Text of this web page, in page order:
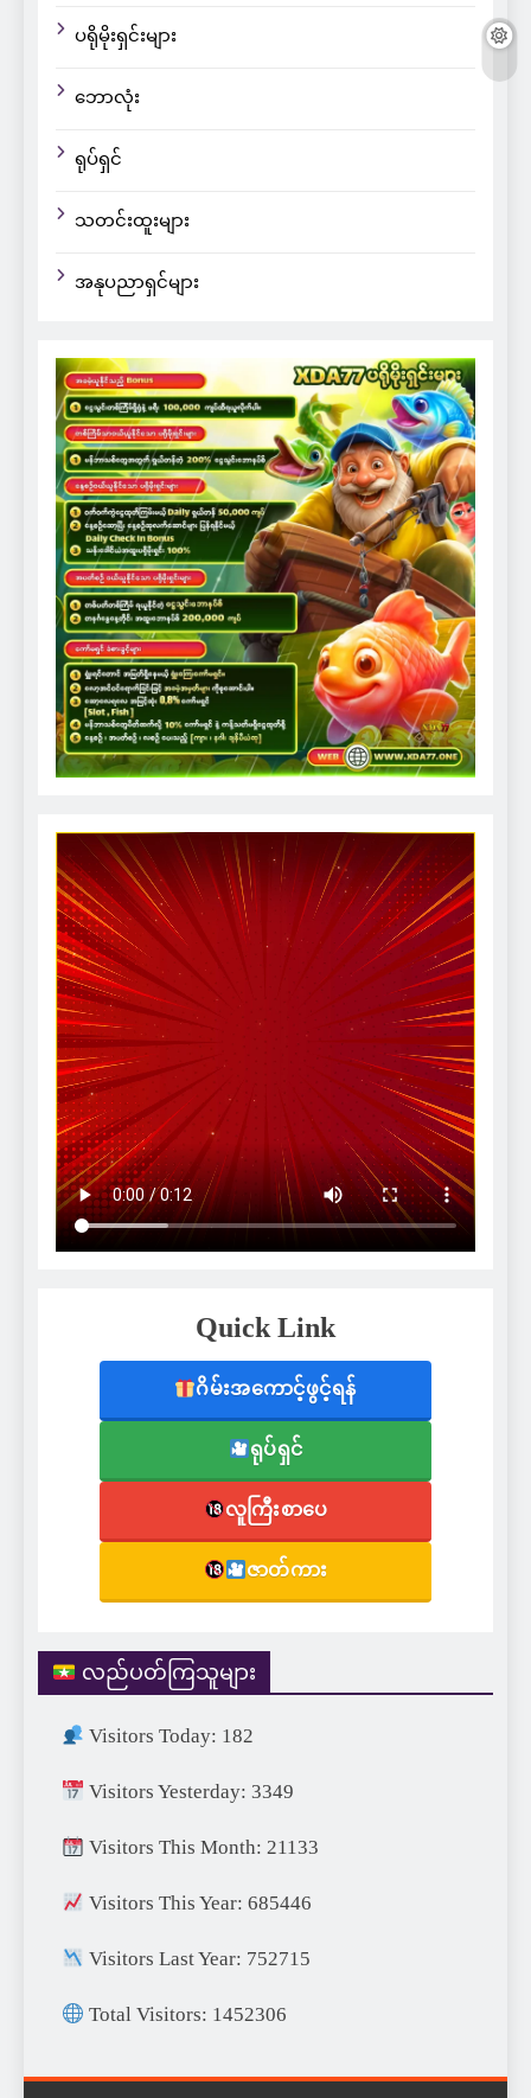
ပရိုမိုးရှင်းများ
ဘောလုံး
ရုပ်ရှင်
သတင်းထူးများ
အနုပညာရှင်များ
Quick Link
ဂိမ်းအကောင့်ဖွင့်ရန်
ရုပ်ရှင်
လူကြီးစာပေ
ဇာတ်ကား
လည်ပတ်ကြသူများ
Visitors Today: 182
Visitors Yesterday: 3349
Visitors This Month: 21133
Visitors This Year: 685446
Visitors Last Year: 752715
Total Visitors: 1452306